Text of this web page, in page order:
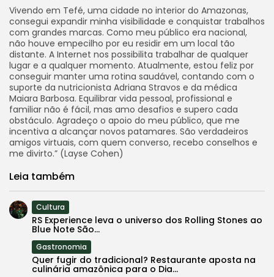
Vivendo em Tefé, uma cidade no interior do Amazonas,
consegui expandir minha visibilidade e conquistar trabalhos
com grandes marcas. Como meu público era nacional,
não houve empecilho por eu residir em um local tão
distante. A Internet nos possibilita trabalhar de qualquer
lugar e a qualquer momento. Atualmente, estou feliz por
conseguir manter uma rotina saudável, contando com o
suporte da nutricionista Adriana Stravos e da médica
Maiara Barbosa. Equilibrar vida pessoal, profissional e
familiar não é fácil, mas amo desafios e supero cada
obstáculo. Agradeço o apoio do meu público, que me
incentiva a alcançar novos patamares. São verdadeiros
amigos virtuais, com quem converso, recebo conselhos e
me divirto.” (Layse Cohen)
Leia também
Cultura
RS Experience leva o universo dos Rolling Stones ao
Blue Note São...
Gastronomia
Quer fugir do tradicional? Restaurante aposta na
culinária amazônica para o Dia...